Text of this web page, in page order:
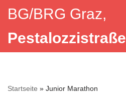
Inhalt
springen
BG/BRG Graz,
Pestalozzistraße
Startseite » Junior Marathon